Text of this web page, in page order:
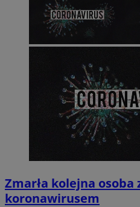
Zmarła kolejna osoba
koronawirusem